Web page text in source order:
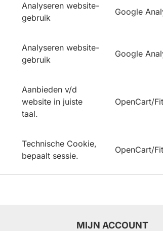
Analyseren website-
gebruik
Google
Analyseren website-
gebruik
Google
Aanbieden v/d
website in juiste
taal.
OpenCart/
Technische Cookie,
bepaalt sessie.
OpenCart/
MIJN ACCOUNT